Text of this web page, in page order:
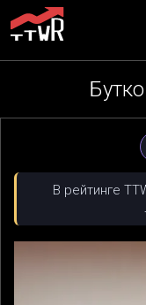
В рейтинге